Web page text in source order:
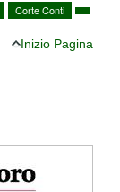
Corte Conti
Inizio Pagina